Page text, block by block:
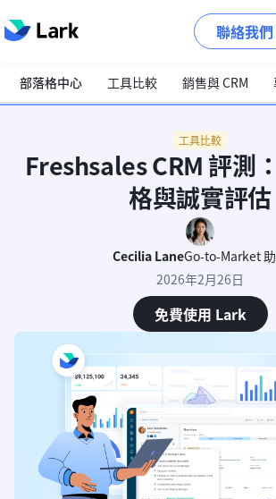
聯絡我們
部落格中心 工具比較 銷售與 CRM
工具比較
Freshsales CRM 評測
格與誠實評估
Cecilia LaneGo-to-Market
2026年2月26日
免費使用 Lark